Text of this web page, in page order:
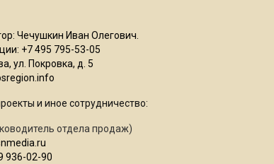
Чечушкин Иван Олегович.
+7 495 795-53-05
ул. Покровка, д. 5
и иное сотрудничество:
отдела продаж)
936-02-90